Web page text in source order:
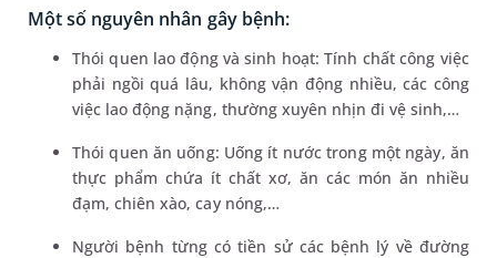
Một số nguyên nhân gây bệnh:
Thói quen lao động và sinh hoạt: Tính chất công việc
phải ngồi quá lâu, không vận động nhiều, các công
việc lao động nặng, thường xuyên nhịn đi vệ sinh,…
Thói quen ăn uống: Uống ít nước trong một ngày, ăn
thực phẩm chứa ít chất xơ, ăn các món ăn nhiều
đạm, chiên xào, cay nóng,…
Người bệnh từng có tiền sử các bệnh lý về đường